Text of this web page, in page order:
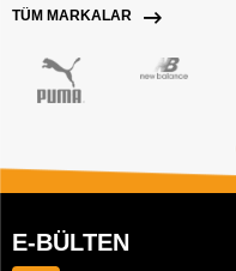
TÜM MARKALAR
E-BÜLTEN